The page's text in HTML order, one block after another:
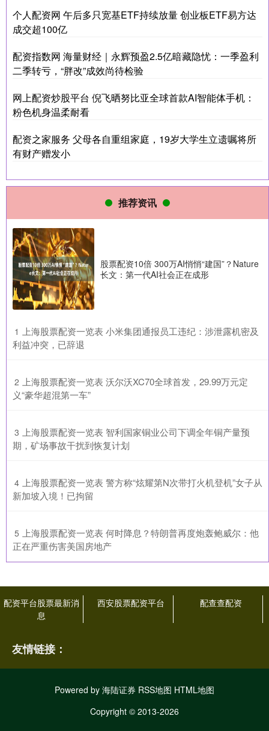
个人配资网 午后多只宽基ETF持续放量 创业板ETF易方达
成交超100亿
配资指数网 海量财经｜永辉预盈2.5亿暗藏隐忧：一季盈利
二季转亏，“胖改”成效尚待检验
网上配资炒股平台 倪飞晒努比亚全球首款AI智能体手机：
粉色机身温柔耐看
配资之家服务 父母各自重组家庭，19岁大学生立遗嘱将所
有财产赠发小
推荐资讯
股票配资10倍 300万AI悄悄“建国”？Nature
长文：第一代AI社会正在成形
1
​上海股票配资一览表 小米集团通报员工违纪：涉泄露机密及
利益冲突，已辞退
2 ​上海股票配资一览表 沃尔沃XC70全球首发，29.99万元定
义“豪华超混第一车”
3 ​上海股票配资一览表 智利国家铜业公司下调全年铜产量预
期，矿场事故干扰到恢复计划
4 ​上海股票配资一览表 警方称“炫耀第N次带打火机登机”女子从
新加坡入境！已拘留
5 ​上海股票配资一览表 何时降息？特朗普再度炮轰鲍威尔：他
正在严重伤害美国房地产
配资平台股票最新消
息
西安股票配资平台 配查查配资
友情链接：
Powered by 海陆证券 RSS地图 HTML地图
Copyright © 2013-2026